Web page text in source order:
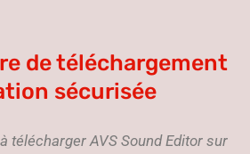
de téléchargement
sécurisée
télécharger AVS Sound Editor sur